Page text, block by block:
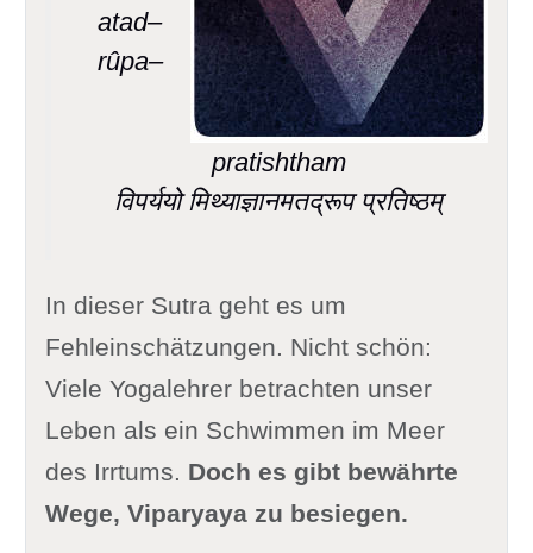
atad–
rûpa–
pratishtham
विपर्ययो मिथ्याज्ञानमतद्रूप प्रतिष्ठम्
In dieser Sutra geht es um
Fehleinschätzungen. Nicht schön:
Viele Yogalehrer betrachten unser
Leben als ein Schwimmen im Meer
des Irrtums. Doch es gibt bewährte
Wege, Viparyaya zu besiegen.